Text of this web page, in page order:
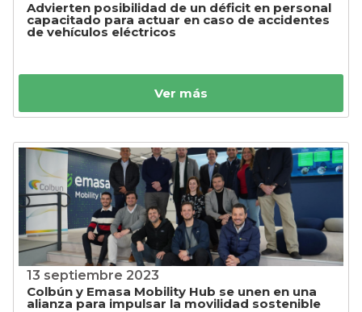
Advierten posibilidad de un déficit en personal
capacitado para actuar en caso de accidentes
de vehículos eléctricos
Ver más
13 septiembre 2023
Colbún y Emasa Mobility Hub se unen en una
alianza para impulsar la movilidad sostenible